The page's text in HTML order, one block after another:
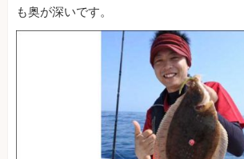
も奥が深いです。